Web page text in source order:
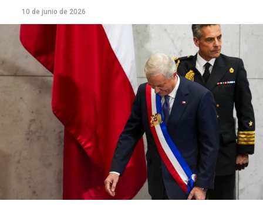
10 de junio de 2026